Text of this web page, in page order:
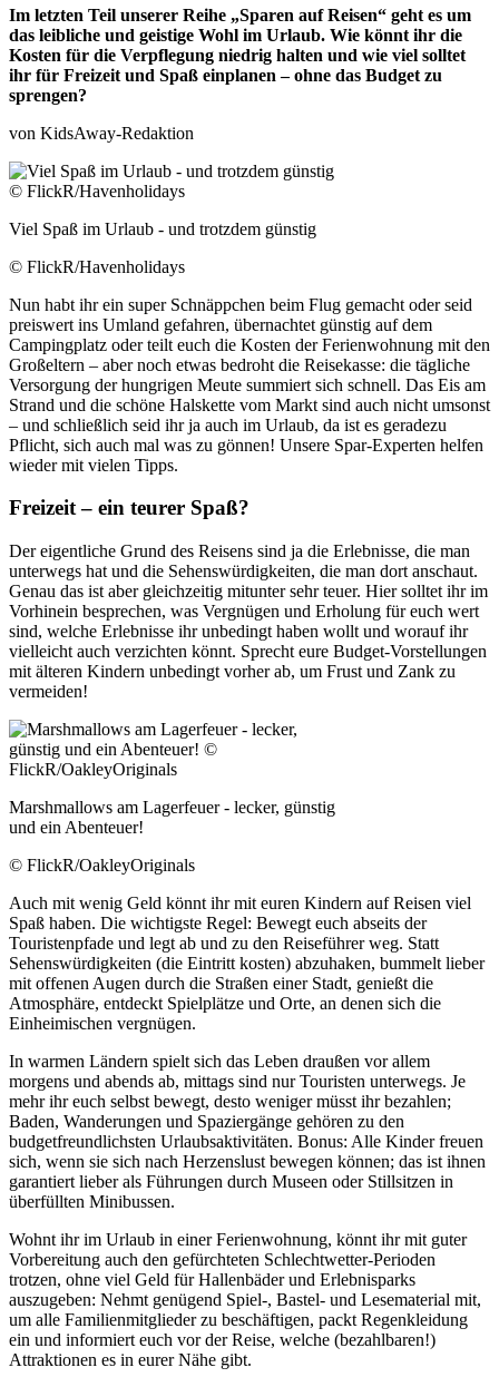
Im letzten Teil unserer Reihe „Sparen auf Reisen“ geht es um
das leibliche und geistige Wohl im Urlaub. Wie könnt ihr die
Kosten für die Verpflegung niedrig halten und wie viel solltet
ihr für Freizeit und Spaß einplanen – ohne das Budget zu
sprengen?
von KidsAway-Redaktion
Viel Spaß im Urlaub - und trotzdem günstig
© FlickR/Havenholidays
Nun habt ihr ein super Schnäppchen beim Flug gemacht oder seid
preiswert ins Umland gefahren, übernachtet günstig auf dem
Campingplatz oder teilt euch die Kosten der Ferienwohnung mit den
Großeltern – aber noch etwas bedroht die Reisekasse: die tägliche
Versorgung der hungrigen Meute summiert sich schnell. Das Eis am
Strand und die schöne Halskette vom Markt sind auch nicht umsonst
– und schließlich seid ihr ja auch im Urlaub, da ist es geradezu
Pflicht, sich auch mal was zu gönnen! Unsere Spar-Experten helfen
wieder mit vielen Tipps.
Freizeit – ein teurer Spaß?
Der eigentliche Grund des Reisens sind ja die Erlebnisse, die man
unterwegs hat und die Sehenswürdigkeiten, die man dort anschaut.
Genau das ist aber gleichzeitig mitunter sehr teuer. Hier solltet ihr im
Vorhinein besprechen, was Vergnügen und Erholung für euch wert
sind, welche Erlebnisse ihr unbedingt haben wollt und worauf ihr
vielleicht auch verzichten könnt. Sprecht eure Budget-Vorstellungen
mit älteren Kindern unbedingt vorher ab, um Frust und Zank zu
vermeiden!
Marshmallows am Lagerfeuer - lecker, günstig
und ein Abenteuer!
© FlickR/OakleyOriginals
Auch mit wenig Geld könnt ihr mit euren Kindern auf Reisen viel
Spaß haben. Die wichtigste Regel: Bewegt euch abseits der
Touristenpfade und legt ab und zu den Reiseführer weg. Statt
Sehenswürdigkeiten (die Eintritt kosten) abzuhaken, bummelt lieber
mit offenen Augen durch die Straßen einer Stadt, genießt die
Atmosphäre, entdeckt Spielplätze und Orte, an denen sich die
Einheimischen vergnügen.
In warmen Ländern spielt sich das Leben draußen vor allem
morgens und abends ab, mittags sind nur Touristen unterwegs. Je
mehr ihr euch selbst bewegt, desto weniger müsst ihr bezahlen;
Baden, Wanderungen und Spaziergänge gehören zu den
budgetfreundlichsten Urlaubsaktivitäten. Bonus: Alle Kinder freuen
sich, wenn sie sich nach Herzenslust bewegen können; das ist ihnen
garantiert lieber als Führungen durch Museen oder Stillsitzen in
überfüllten Minibussen.
Wohnt ihr im Urlaub in einer Ferienwohnung, könnt ihr mit guter
Vorbereitung auch den gefürchteten Schlechtwetter-Perioden
trotzen, ohne viel Geld für Hallenbäder und Erlebnisparks
auszugeben: Nehmt genügend Spiel-, Bastel- und Lesematerial mit,
um alle Familienmitglieder zu beschäftigen, packt Regenkleidung
ein und informiert euch vor der Reise, welche (bezahlbaren!)
Attraktionen es in eurer Nähe gibt.